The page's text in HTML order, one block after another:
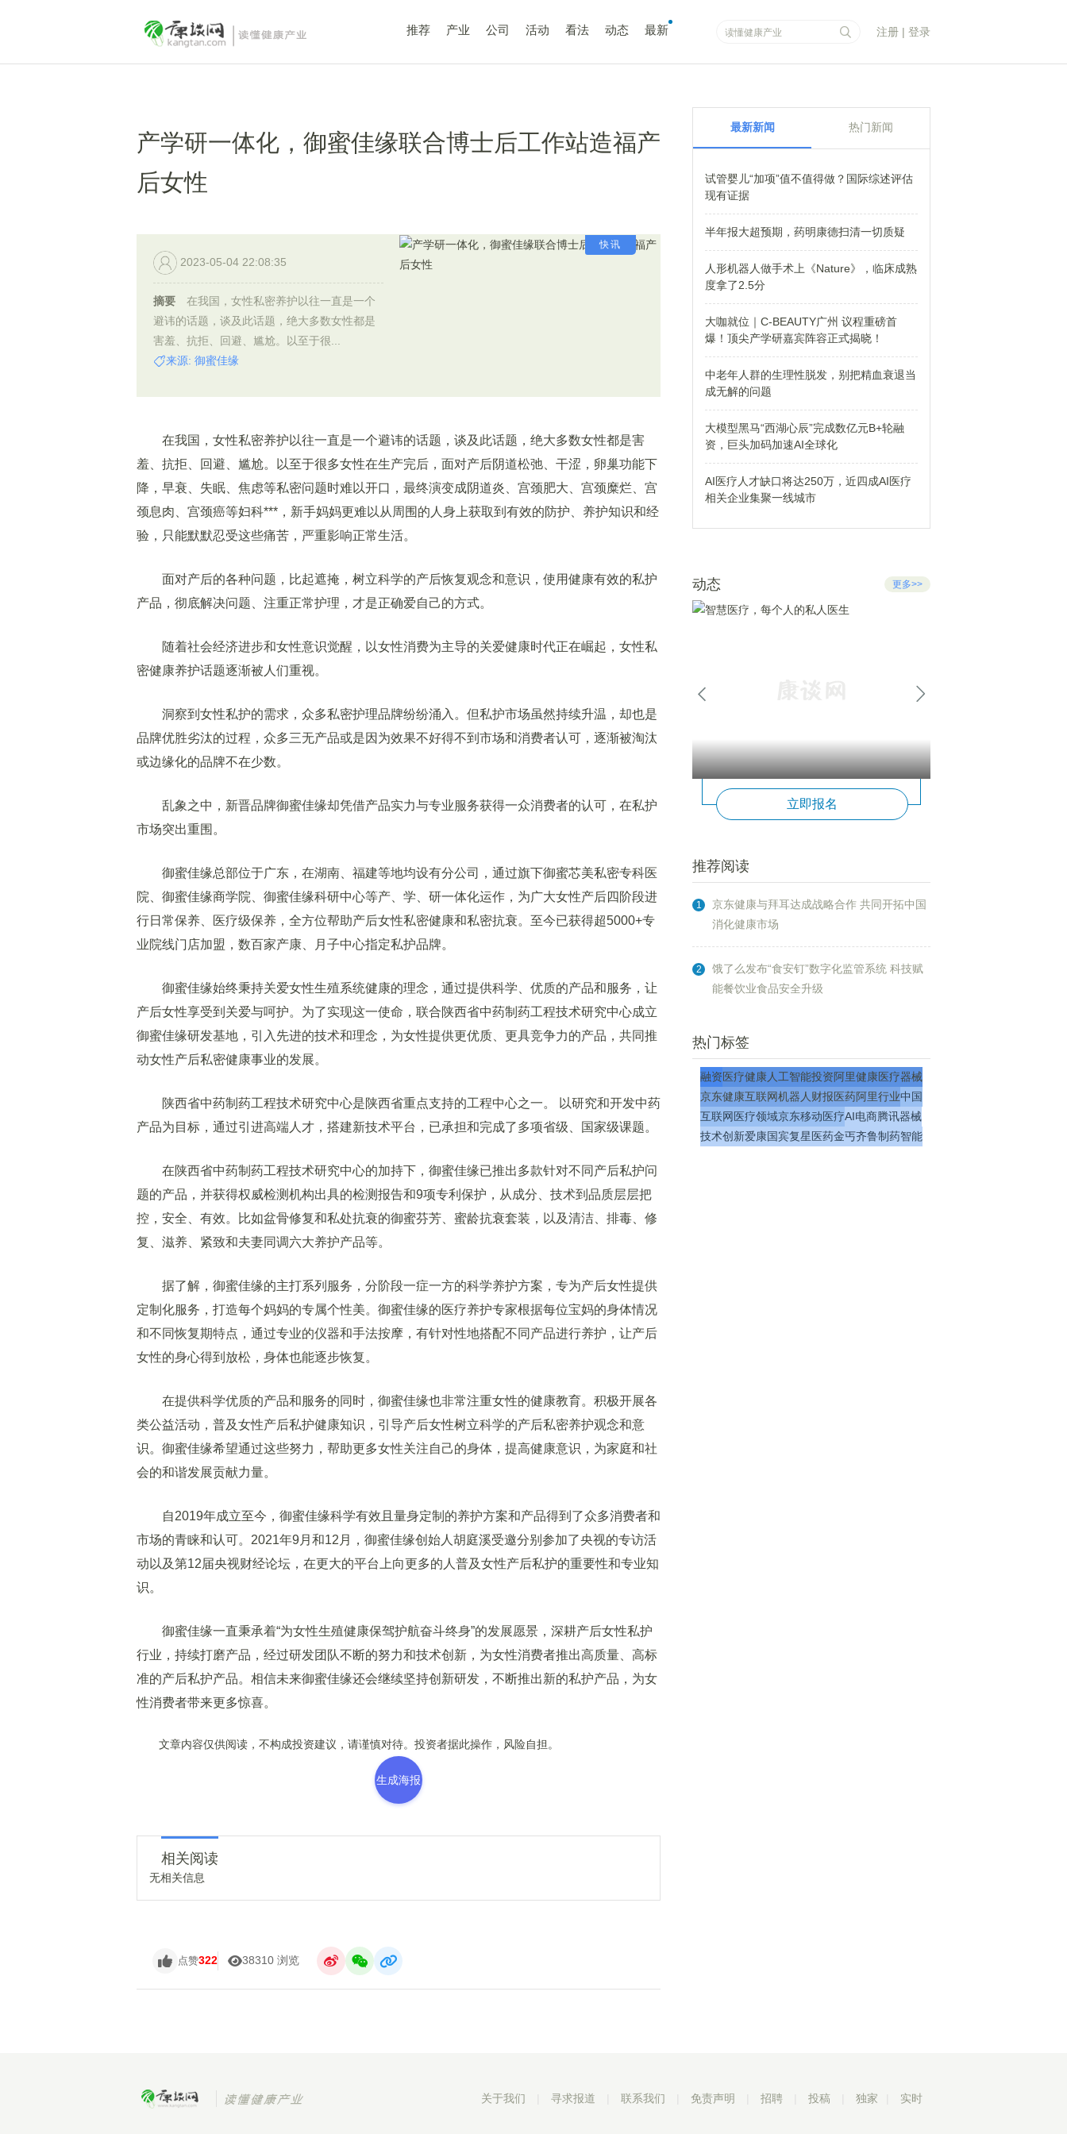
推荐 产业 公司 活动 看法 动态 最新 注册 | 登录
产学研一体化，御蜜佳缘联合博士后工作站造福产
后女性
快讯
2023-05-04 22:08:35
摘要
在我国，女性私密养护以往一直是一个
避讳的话题，谈及此话题，绝大多数女性都是
害羞、抗拒、回避、尴尬。以至于很...
来源: 御蜜佳缘
在我国，女性私密养护以往一直是一个避讳的话题，谈及此话题，绝大多数女性都是害
羞、抗拒、回避、尴尬。以至于很多女性在生产完后，面对产后阴道松弛、干涩，卵巢功能下
降，早衰、失眠、焦虑等私密问题时难以开口，最终演变成阴道炎、宫颈肥大、宫颈糜烂、宫
颈息肉、宫颈癌等妇科***，新手妈妈更难以从周围的人身上获取到有效的防护、养护知识和经
验，只能默默忍受这些痛苦，严重影响正常生活。
面对产后的各种问题，比起遮掩，树立科学的产后恢复观念和意识，使用健康有效的私护
产品，彻底解决问题、注重正常护理，才是正确爱自己的方式。
随着社会经济进步和女性意识觉醒，以女性消费为主导的关爱健康时代正在崛起，女性私
密健康养护话题逐渐被人们重视。
洞察到女性私护的需求，众多私密护理品牌纷纷涌入。但私护市场虽然持续升温，却也是
品牌优胜劣汰的过程，众多三无产品或是因为效果不好得不到市场和消费者认可，逐渐被淘汰
或边缘化的品牌不在少数。
乱象之中，新晋品牌御蜜佳缘却凭借产品实力与专业服务获得一众消费者的认可，在私护
市场突出重围。
御蜜佳缘总部位于广东，在湖南、福建等地均设有分公司，通过旗下御蜜芯美私密专科医
院、御蜜佳缘商学院、御蜜佳缘科研中心等产、学、研一体化运作，为广大女性产后四阶段进
行日常保养、医疗级保养，全方位帮助产后女性私密健康和私密抗衰。至今已获得超5000+专
业院线门店加盟，数百家产康、月子中心指定私护品牌。
御蜜佳缘始终秉持关爱女性生殖系统健康的理念，通过提供科学、优质的产品和服务，让
产后女性享受到关爱与呵护。为了实现这一使命，联合陕西省中药制药工程技术研究中心成立
御蜜佳缘研发基地，引入先进的技术和理念，为女性提供更优质、更具竞争力的产品，共同推
动女性产后私密健康事业的发展。
陕西省中药制药工程技术研究中心是陕西省重点支持的工程中心之一。 以研究和开发中药
产品为目标，通过引进高端人才，搭建新技术平台，已承担和完成了多项省级、国家级课题。
在陕西省中药制药工程技术研究中心的加持下，御蜜佳缘已推出多款针对不同产后私护问
题的产品，并获得权威检测机构出具的检测报告和9项专利保护，从成分、技术到品质层层把
控，安全、有效。比如盆骨修复和私处抗衰的御蜜芬芳、蜜龄抗衰套装，以及清洁、排毒、修
复、滋养、紧致和夫妻同调六大养护产品等。
据了解，御蜜佳缘的主打系列服务，分阶段一症一方的科学养护方案，专为产后女性提供
定制化服务，打造每个妈妈的专属个性美。御蜜佳缘的医疗养护专家根据每位宝妈的身体情况
和不同恢复期特点，通过专业的仪器和手法按摩，有针对性地搭配不同产品进行养护，让产后
女性的身心得到放松，身体也能逐步恢复。
在提供科学优质的产品和服务的同时，御蜜佳缘也非常注重女性的健康教育。积极开展各
类公益活动，普及女性产后私护健康知识，引导产后女性树立科学的产后私密养护观念和意
识。御蜜佳缘希望通过这些努力，帮助更多女性关注自己的身体，提高健康意识，为家庭和社
会的和谐发展贡献力量。
自2019年成立至今，御蜜佳缘科学有效且量身定制的养护方案和产品得到了众多消费者和
市场的青睐和认可。2021年9月和12月，御蜜佳缘创始人胡庭溪受邀分别参加了央视的专访活
动以及第12届央视财经论坛，在更大的平台上向更多的人普及女性产后私护的重要性和专业知
识。
御蜜佳缘一直秉承着“为女性生殖健康保驾护航奋斗终身”的发展愿景，深耕产后女性私护
行业，持续打磨产品，经过研发团队不断的努力和技术创新，为女性消费者推出高质量、高标
准的产后私护产品。相信未来御蜜佳缘还会继续坚持创新研发，不断推出新的私护产品，为女
性消费者带来更多惊喜。
文章内容仅供阅读，不构成投资建议，请谨慎对待。投资者据此操作，风险自担。
生成海报
相关阅读
无相关信息
点赞322 38310 浏览
最新新闻 热门新闻
试管婴儿“加项”值不值得做？国际综述评估
现有证据
半年报大超预期，药明康德扫清一切质疑
人形机器人做手术上《Nature》，临床成熟
度拿了2.5分
大咖就位｜C-BEAUTY广州 议程重磅首
爆！顶尖产学研嘉宾阵容正式揭晓！
中老年人群的生理性脱发，别把精血衰退当
成无解的问题
大模型黑马“西湖心辰”完成数亿元B+轮融
资，巨头加码加速AI全球化
AI医疗人才缺口将达250万，近四成AI医疗
相关企业集聚一线城市
动态 更多>>
立即报名
推荐阅读
1
京东健康与拜耳达成战略合作 共同开拓中国
消化健康市场
2
饿了么发布“食安钉”数字化监管系统 科技赋
能餐饮业食品安全升级
热门标签
融资医疗健康人工智能投资阿里健康医疗器械
京东健康互联网机器人 财报医药阿里行业中国
互联网医疗领域京东移动医疗AI电商腾讯器械
技术创新爱康国宾复星医药金丐齐鲁制药智能
关于我们 寻求报道 联系我们 免责声明 招聘 投稿 独家 实时